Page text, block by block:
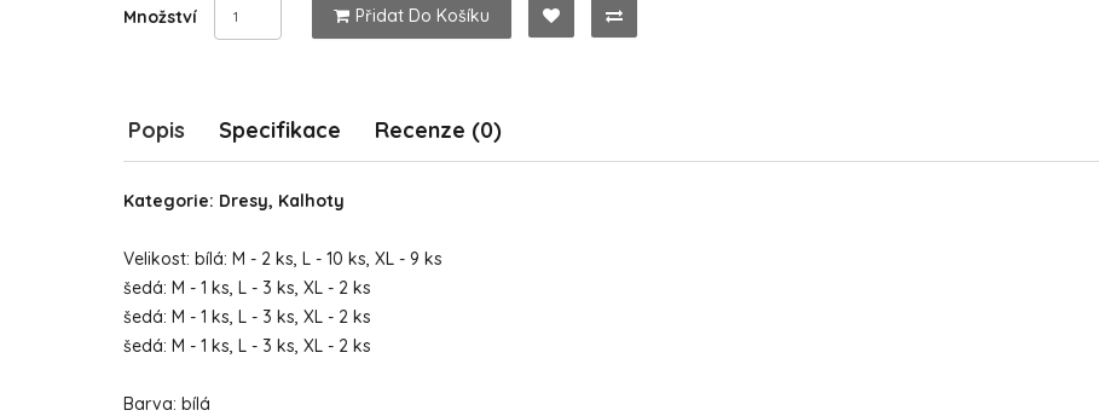
Množství Přidat Do Košíku
Popis Specifikace Recenze (0)
Kategorie: Dresy, Kalhoty
Velikost: bílá: M - 2 ks, L - 10 ks, XL - 9 ks
šedá: M - 1 ks, L - 3 ks, XL - 2 ks
šedá: M - 1 ks, L - 3 ks, XL - 2 ks
šedá: M - 1 ks, L - 3 ks, XL - 2 ks
Barva: bílá